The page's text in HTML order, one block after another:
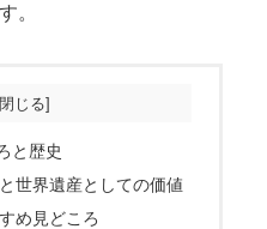
。
と歴史
世界遺産としての価値
め見どころ